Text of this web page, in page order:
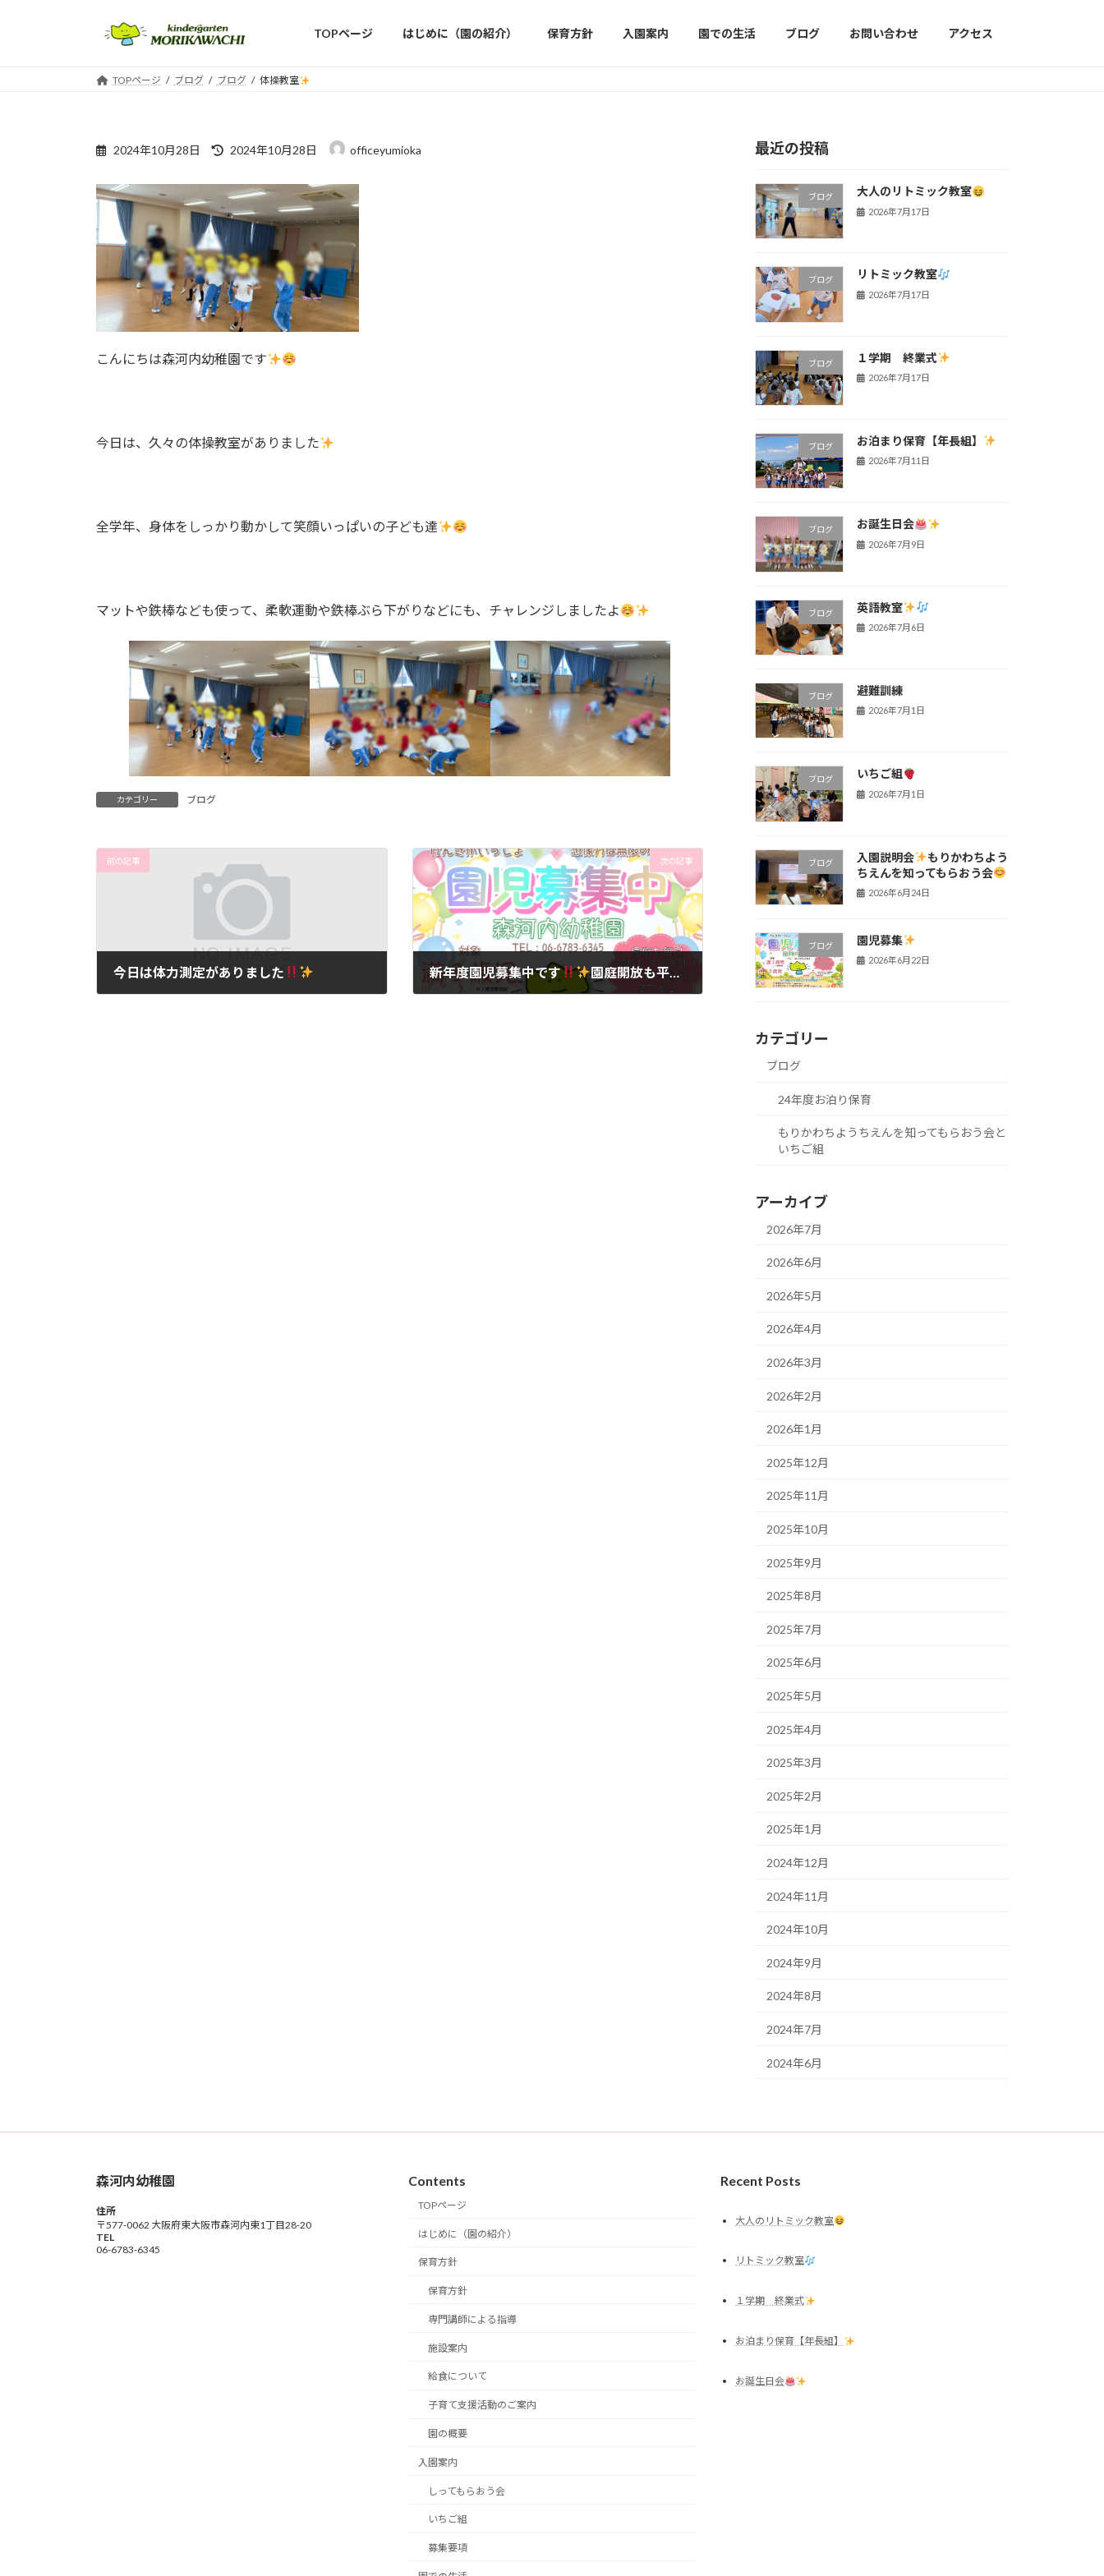
TOPページ はじめに（園の紹介） 保育方針 入園案内 園での生活 ブログ お問い合わせ アクセス
TOPページ ブログ ブログ 体操教室
2024年10月28日
最
新
日
時
2024年10月28日 officeyumioka
こんにちは森河内幼稚園です
今日は、久々の体操教室がありました
全学年、身体をしっかり動かして笑顔いっぱいの子ども達
マットや鉄棒なども使って、柔軟運動や鉄棒ぶら下がりなどにも、チャレンジしましたよ
カテゴリー ブログ
前の記事
今日は体力測定がありました
次の記事
新年度園児募集中です 園庭開放も平日毎日しています
最近の投稿
ブログ 大人のリトミック教室
2026年7月17日
ブログ リトミック教室
2026年7月17日
ブログ １学期 終業式
2026年7月17日
ブログ お泊まり保育【年長組】
2026年7月11日
ブログ お誕生日会
2026年7月9日
ブログ 英語教室
2026年7月6日
ブログ 避難訓練
2026年7月1日
ブログ いちご組
2026年7月1日
ブログ 入園説明会
もりかわちよう
ちえんを知ってもらおう会
2026年6月24日
ブログ 園児募集
2026年6月22日
カテゴリー
ブログ
24年度お泊り保育
もりかわちようちえんを知ってもらおう会と
いちご組
アーカイブ
2026年7月
2026年6月
2026年5月
2026年4月
2026年3月
2026年2月
2026年1月
2025年12月
2025年11月
2025年10月
2025年9月
2025年8月
2025年7月
2025年6月
2025年5月
2025年4月
2025年3月
2025年2月
2025年1月
2024年12月
2024年11月
2024年10月
2024年9月
2024年8月
2024年7月
2024年6月
森河内幼稚園
住所
〒577-0062 大阪府東大阪市森河内東1丁目28-20
TEL
06-6783-6345
Contents
TOPページ
はじめに（園の紹介）
保育方針
保育方針
専門講師による指導
施設案内
給食について
子育て支援活動のご案内
園の概要
入園案内
しってもらおう会
いちご組
募集要項
Recent Posts
大人のリトミック教室
リトミック教室
１学期 終業式
お泊まり保育【年長組】
お誕生日会